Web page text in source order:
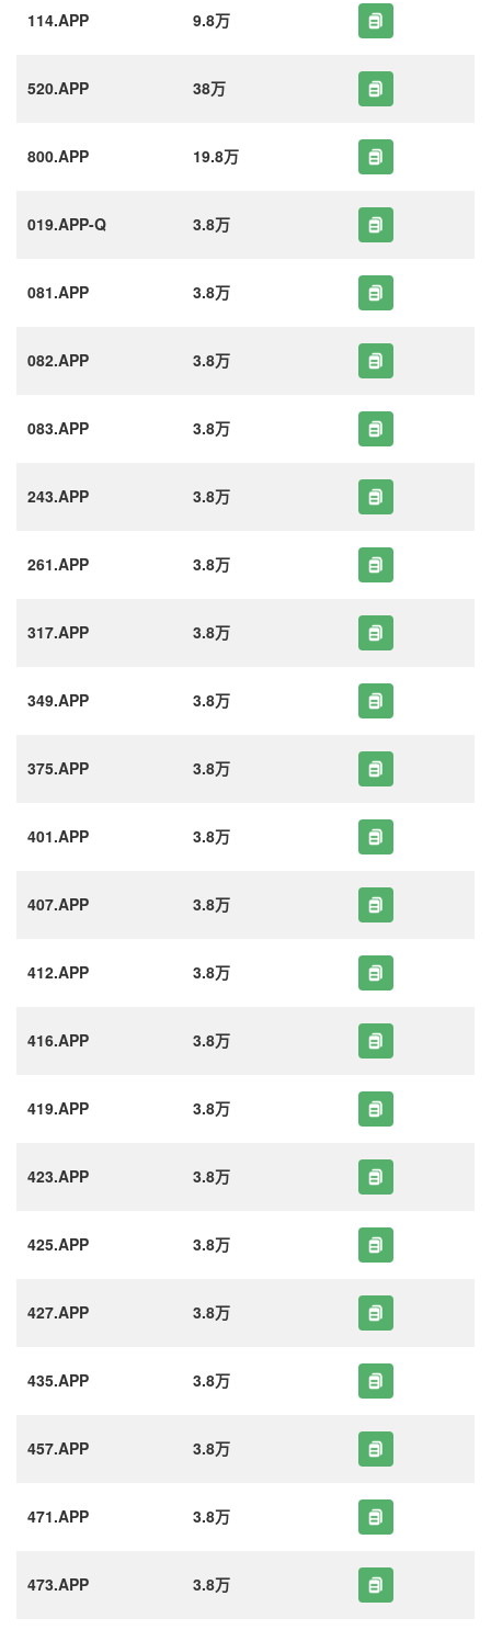
114.APP 9.8万
520.APP 38万
800.APP 19.8万
019.APP-Q 3.8万
081.APP 3.8万
082.APP 3.8万
083.APP 3.8万
243.APP 3.8万
261.APP 3.8万
317.APP 3.8万
349.APP 3.8万
375.APP 3.8万
401.APP 3.8万
407.APP 3.8万
412.APP 3.8万
416.APP 3.8万
419.APP 3.8万
423.APP 3.8万
425.APP 3.8万
427.APP 3.8万
435.APP 3.8万
457.APP 3.8万
471.APP 3.8万
473.APP 3.8万